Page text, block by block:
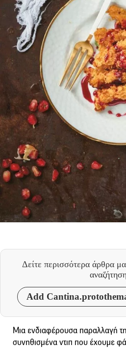
Δείτε περισσότερα άρθρα
Add
Μια ενδιαφέρουσα παραλλαγή
συνηθισμένα ντιπ που έχουμε